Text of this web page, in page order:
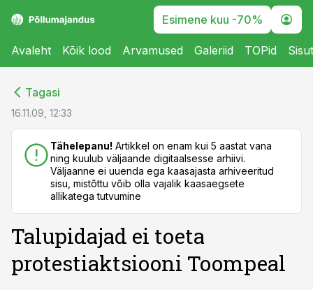
Esimene kuu -70%
Avaleht Kõik lood Arvamused Galeriid TOPid
Tagasi
16.11.09, 12:33
Tähelepanu! Artikkel on enam kui 5 aastat vana
ning kuulub väljaande digitaalsesse arhiivi.
Väljaanne ei uuenda ega kaasajasta arhiveeritud
sisu, mistõttu võib olla vajalik kaasaegsete
allikatega tutvumine
Talupidajad ei toeta
protestiaktsiooni Toompeal